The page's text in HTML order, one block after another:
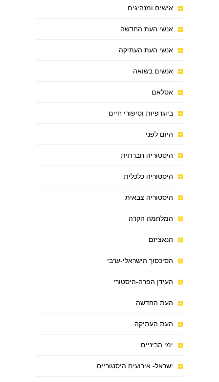
אישים ומנהיגים
אנשי העת החדשה
אנשי העת העתיקה
אנשים בשואה
אסלאם
ביוגרפיות וסיפורי חיים
היום לפני
היסטוריה חברתית
היסטוריה כלכלית
היסטוריה צבאית
המלחמה הקרה
הנאציזם
הסיכסוך הישראלי-ערבי
העידן הפרה-היסטורי
העת החדשה
העת העתיקה
ימי הביניים
ישראל- אירועים היסטוריים